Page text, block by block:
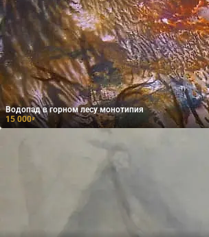
Водопад в горном лесу монотипия
15 000₽